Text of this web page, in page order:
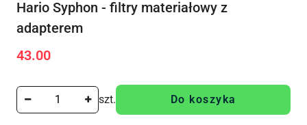
Hario Syphon - filtry materiałowy z
adapterem
Cena:
43.00
szt. Do koszyka